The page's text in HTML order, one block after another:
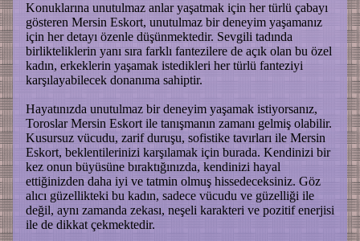
Konuklarına unutulmaz anlar yaşatmak için her türlü çabayı
gösteren Mersin Eskort, unutulmaz bir deneyim yaşamanız
için her detayı özenle düşünmektedir. Sevgili tadında
birlikteliklerin yanı sıra farklı fantezilere de açık olan bu özel
kadın, erkeklerin yaşamak istedikleri her türlü fanteziyi
karşılayabilecek donanıma sahiptir.
Hayatınızda unutulmaz bir deneyim yaşamak istiyorsanız,
Toroslar Mersin Eskort ile tanışmanın zamanı gelmiş olabilir.
Kusursuz vücudu, zarif duruşu, sofistike tavırları ile Mersin
Eskort, beklentilerinizi karşılamak için burada. Kendinizi bir
kez onun büyüsüne bıraktığınızda, kendinizi hayal
ettiğinizden daha iyi ve tatmin olmuş hissedeceksiniz. Göz
alıcı güzellikteki bu kadın, sadece vücudu ve güzelliği ile
değil, aynı zamanda zekası, neşeli karakteri ve pozitif enerjisi
ile de dikkat çekmektedir.